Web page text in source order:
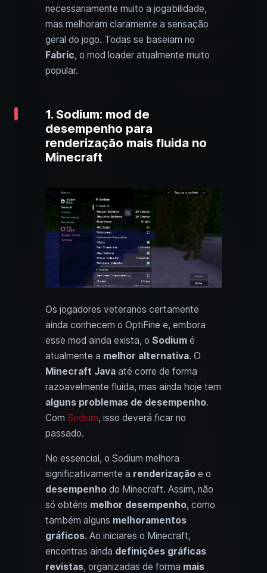
necessariamente muito a jogabilidade,
mas melhoram claramente a sensação
geral do jogo. Todas se baseiam no
Fabric, o mod loader atualmente muito
popular.
1. Sodium: mod de
desempenho para
renderização mais fluida no
Minecraft
Os jogadores veteranos certamente
ainda conhecem o OptiFine e, embora
esse mod ainda exista, o Sodium é
atualmente a melhor alternativa. O
Minecraft Java até corre de forma
razoavelmente fluida, mas ainda hoje tem
alguns problemas de desempenho.
Com Sodium, isso deverá ficar no
passado.
No essencial, o Sodium melhora
significativamente a renderização e o
desempenho do Minecraft. Assim, não
só obténs melhor desempenho, como
também alguns melhoramentos
gráficos. Ao iniciares o Minecraft,
encontras ainda definições gráficas
revistas, organizadas de forma mais